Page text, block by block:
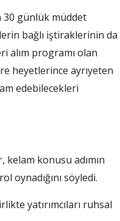
30 günlük müddet
bağlı iştiraklerinin da
alım programı olan
heyetlerince ayrıyeten
edebilecekleri
konusu adımın
oynadığını söyledi.
yatırımcıları ruhsal